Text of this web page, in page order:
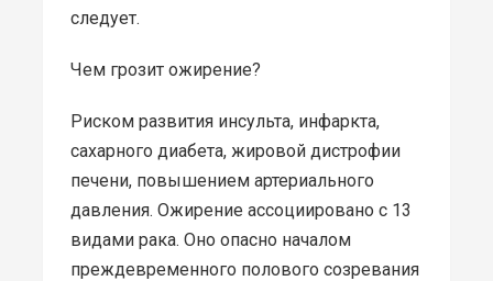
следует.
Чем грозит ожирение?
Риском развития инсульта, инфаркта,
сахарного диабета, жировой дистрофии
печени, повышением артериального
давления. Ожирение ассоциировано с 13
видами рака. Оно опасно началом
преждевременного полового созревания